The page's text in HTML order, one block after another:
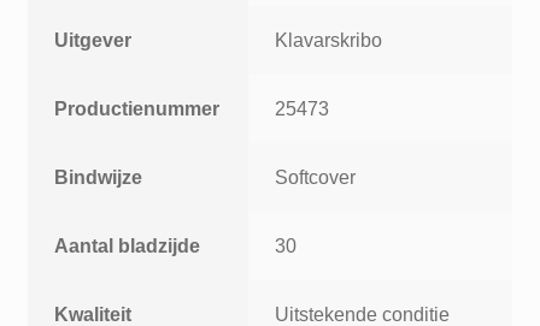
Uitgever Klavarskribo
Productienummer 25473
Bindwijze Softcover
Aantal bladzijde 30
Kwaliteit Uitstekende conditie